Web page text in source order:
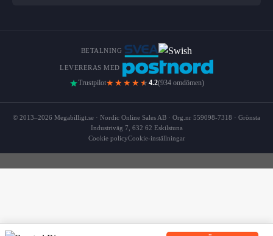
BETALNING
LEVERERAS MED
Trustpilot★★★★ ★ 4.2(934 omdömen)
© 2013–2026 Megabilligt.se · Nordic Online Sales AB · Org.nr 559098-7318 · Grönsta
Industriväg 7, 632 62 Eskilstuna
Cookie policyCookie-inställningar